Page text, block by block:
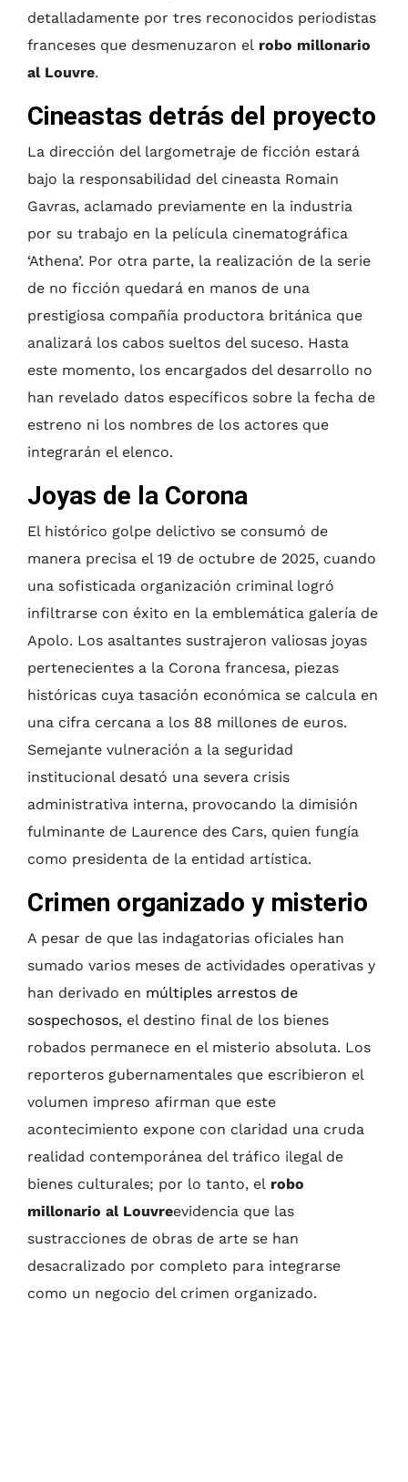
detalladamente por tres reconocidos periodistas
franceses que desmenuzaron el robo millonario
al Louvre.
Cineastas detrás del proyecto
La dirección del largometraje de ficción estará
bajo la responsabilidad del cineasta Romain
Gavras, aclamado previamente en la industria
por su trabajo en la película cinematográfica
‘Athena’. Por otra parte, la realización de la serie
de no ficción quedará en manos de una
prestigiosa compañía productora británica que
analizará los cabos sueltos del suceso. Hasta
este momento, los encargados del desarrollo no
han revelado datos específicos sobre la fecha de
estreno ni los nombres de los actores que
integrarán el elenco.
Joyas de la Corona
El histórico golpe delictivo se consumó de
manera precisa el 19 de octubre de 2025, cuando
una sofisticada organización criminal logró
infiltrarse con éxito en la emblemática galería de
Apolo. Los asaltantes sustrajeron valiosas joyas
pertenecientes a la Corona francesa, piezas
históricas cuya tasación económica se calcula en
una cifra cercana a los 88 millones de euros.
Semejante vulneración a la seguridad
institucional desató una severa crisis
administrativa interna, provocando la dimisión
fulminante de Laurence des Cars, quien fungía
como presidenta de la entidad artística.
Crimen organizado y misterio
A pesar de que las indagatorias oficiales han
sumado varios meses de actividades operativas y
han derivado en múltiples arrestos de
sospechosos, el destino final de los bienes
robados permanece en el misterio absoluta. Los
reporteros gubernamentales que escribieron el
volumen impreso afirman que este
acontecimiento expone con claridad una cruda
realidad contemporánea del tráfico ilegal de
bienes culturales; por lo tanto, el robo
millonario al Louvreevidencia que las
sustracciones de obras de arte se han
desacralizado por completo para integrarse
como un negocio del crimen organizado.